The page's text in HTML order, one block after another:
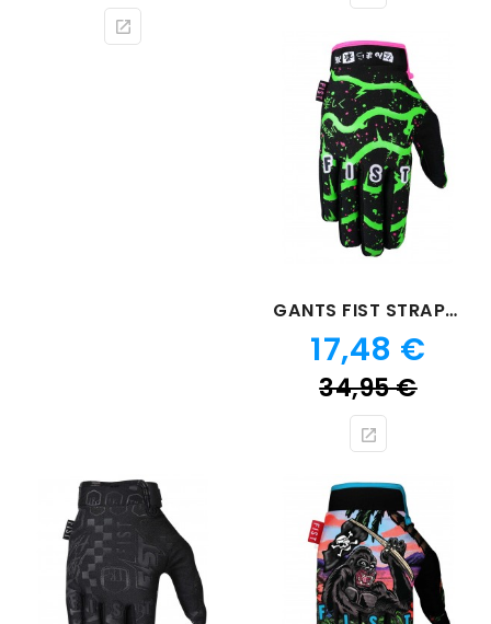
GANTS FIST STRAPPED RIDE HIGH
Prix
17,48 €
34,95 €Prix